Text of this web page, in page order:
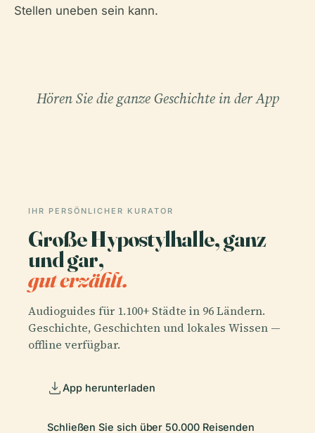
Stellen uneben sein kann.
Hören Sie die ganze Geschichte in der App
IHR PERSÖNLICHER KURATOR
Große Hypostylhalle, ganz
und gar,
gut erzählt.
Audioguides für 1.100+ Städte in 96 Ländern.
Geschichte, Geschichten und lokales Wissen —
offline verfügbar.
App herunterladen
Schließen Sie sich über 50.000 Reisenden